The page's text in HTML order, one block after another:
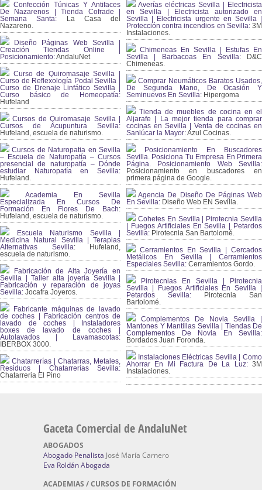
Confección Túnicas Y Antifaces
De Nazarenos | Tienda Cofrade |
Semana Santa: La Casa del
Nazareno.
Diseño Páginas Web Sevilla |
Creación Tiendas Online |
Posicionamiento:AndaluNet
Curso de Quiromasaje Sevilla |
Curso de Reflexología Podal Sevilla |
Curso de Drenaje Linfático Sevilla |
Curso básico de Homeopatía:
Hufeland
Cursos de Quiromasaje Sevilla |
Cursos de Acupuntura Sevilla:
Hufeland, escuela de naturismo.
Cursos de Naturopatia en Sevilla
– Escuela de Naturopatía – Cursos
presencial de naturopatía – Dónde
estudiar Naturopatía en Sevilla:
Hufeland.
Academia En Sevilla
Especializada En Cursos De
Formación En Flores De Bach:
Hufeland, escuela de naturismo.
Escuela Naturismo Sevilla |
Medicina Natural Sevilla | Terapias
Alternativas Sevilla: Hufeland,
escuela de naturismo.
Fabricación de Alta Joyería en
Sevilla | Taller alta joyería Sevilla |
Fabricación y reparación de joyas
Sevilla: Jocafra Joyeros.
Fabricante máquinas de lavado
de coches | Fabricación centros de
lavado de coches | Instaladores
boxes de lavado de coches |
Autolavados | Lavamascotas:
IBERBOX 3000.
Chatarrerías | Chatarras, Metales,
Residuos | Chatarrerías Sevilla:
Chatarreria El Pino
Averías eléctricas Sevilla | Electricista
en Sevilla | Electricista autorizado en
Sevilla | Electricista urgente en Sevilla |
Protección contra incendios en Sevilla:3M
Instalaciones.
Chimeneas En Sevilla | Estufas En
Sevilla | Barbacoas En Sevilla:D&C
Chimeneas.
Comprar Neumáticos Baratos Usados,
De Segunda Mano, De Ocasión Y
Seminuevos En Sevilla: Hipergoma
Tienda de muebles de cocina en el
Aljarafe | La mejor tienda para comprar
cocinas en Sevilla | Venta de cocinas en
Sanlúcar la Mayor:Azul Cocinas.
Posicionamiento En Buscadores
Sevilla. Posiciona Tu Empresa En Primera
Página. Posicionamiento Web Sevilla:
Posicionamiento en buscadores en
primera página de Google.
Agencia De Diseño De Páginas Web
En Sevilla: Diseño Web EN Sevilla.
Cohetes En Sevilla | Pirotecnia Sevilla
| Fuegos Artificiales En Sevilla | Petardos
Sevilla: Pirotecnia San Bartolomé.
Cerramientos En Sevilla | Cercados
Metálicos En Sevilla | Cerramientos
Especiales Sevilla: Cerramientos Gordo.
Pirotecnias En Sevilla | Pirotecnia
Sevilla | Fuegos Artificiales En Sevilla |
Petardos Sevilla: Pirotecnia San
Bartolomé.
Complementos De Novia Sevilla |
Mantones Y Mantillas Sevilla | Tiendas De
Complementos De Novia En Sevilla:
Bordados Juan Foronda.
Instalaciones Eléctricas Sevilla | Como
Ahorrar En Mi Factura De La Luz:3M
Instalaciones.
Gaceta Comercial de AndaluNet
ABOGADOS
Abogado Penalista José María Carnero
Eva Roldán Abogada
ACADEMIAS / CURSOS DE FORMACIÓN